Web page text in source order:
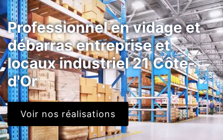
Professionnel en vidage et
débarras entreprise et
locaux industriel 21 Côte-
d'Or
Voir nos réalisations